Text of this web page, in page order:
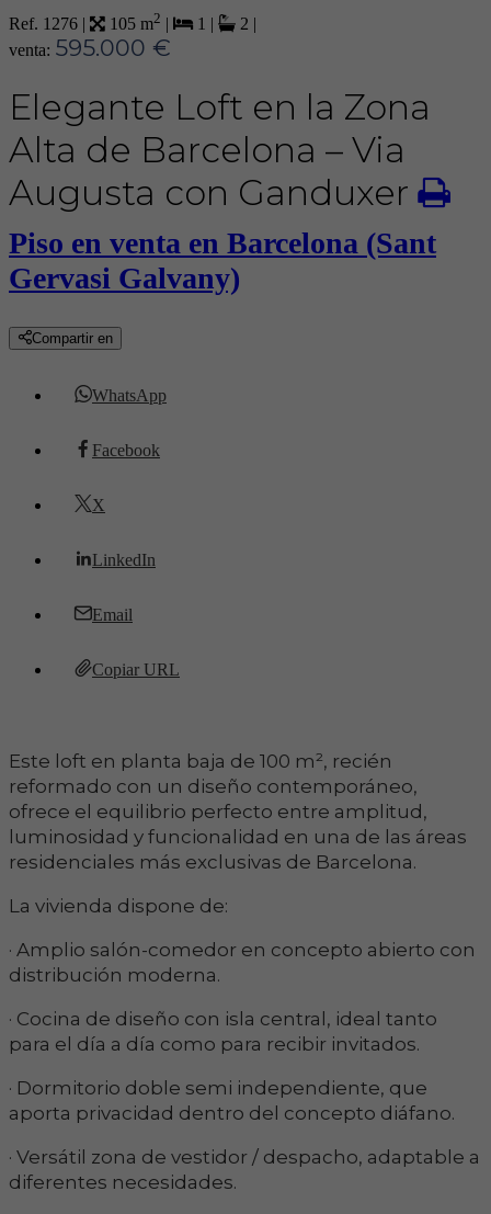
Ref. 1276 105 m2 | 1 | 2 |
venta: 595.000 €
Elegante Loft en la Zona
Alta de Barcelona – Via
Augusta con Ganduxer
Piso en venta en Barcelona (Sant
Gervasi Galvany)
Compartir en
WhatsApp
Facebook
X
LinkedIn
Email
Copiar URL
Este loft en planta baja de 100 m², recién
reformado con un diseño contemporáneo,
ofrece el equilibrio perfecto entre amplitud,
luminosidad y funcionalidad en una de las áreas
residenciales más exclusivas de Barcelona.
La vivienda dispone de:
· Amplio salón-comedor en concepto abierto con
distribución moderna.
· Cocina de diseño con isla central, ideal tanto
para el día a día como para recibir invitados.
· Dormitorio doble semi independiente, que
aporta privacidad dentro del concepto diáfano.
· Versátil zona de vestidor / despacho, adaptable a
diferentes necesidades.